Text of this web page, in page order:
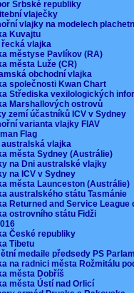
Srbské republiky
vlaječky
vlajky na modelech
Kuvajtu
řecká vlajka
městyse Pavlíkov (RA)
města Luže (CR)
obchodní vlajka
společnosti Kwan Chart
Střediska vexilologických
Marshallových ostrovů
zemí účastníků ICV v Sydney
varianta vlajky FIAV
Flag
australská vlajka
města Sydney (Austrálie)
na Dni australské vlajky
na ICV v Sydney
města Launceston (Austrálie)
australského státu Tasmánie
Returned and Service
ostrovního státu Fidži
České republiky
Tibetu
medaile předsedy PS
na radnici města Rožmitálu
města Dobříš
města Ústí nad Orlicí